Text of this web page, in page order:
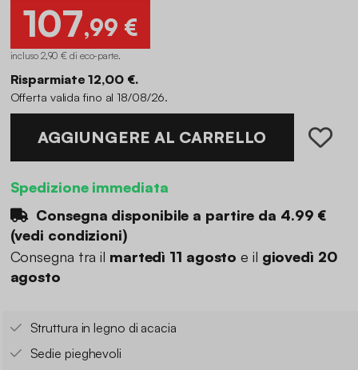
107,99 €
incluso 2,90 € di eco-parte.
Risparmiate 12,00 €.
Offerta valida fino al 18/08/26.
AGGIUNGERE AL CARRELLO
Spedizione immediata
Consegna disponibile a partire da 4.99 €
(vedi condizioni)
Consegna tra il martedì 11 agosto e il giovedì 20
agosto
Struttura in legno di acacia
Sedie pieghevoli